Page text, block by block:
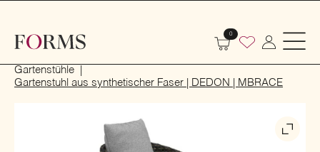
0
Gartenstühle
Gartenstuhl aus synthetischer Faser | DEDON | MBRACE